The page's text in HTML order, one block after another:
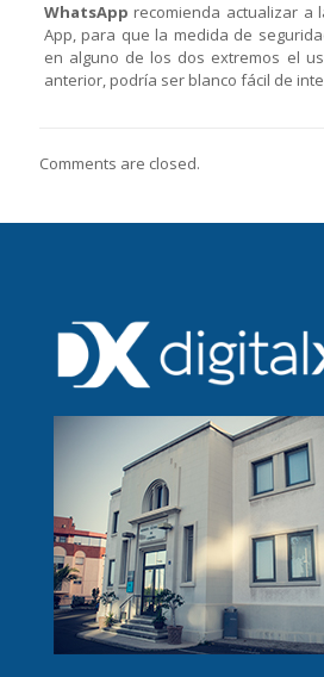
WhatsApp recomienda actualizar a
App, para que la medida de
en alguno de los dos extremos el
anterior, podría ser blanco fácil de
Comments are closed.